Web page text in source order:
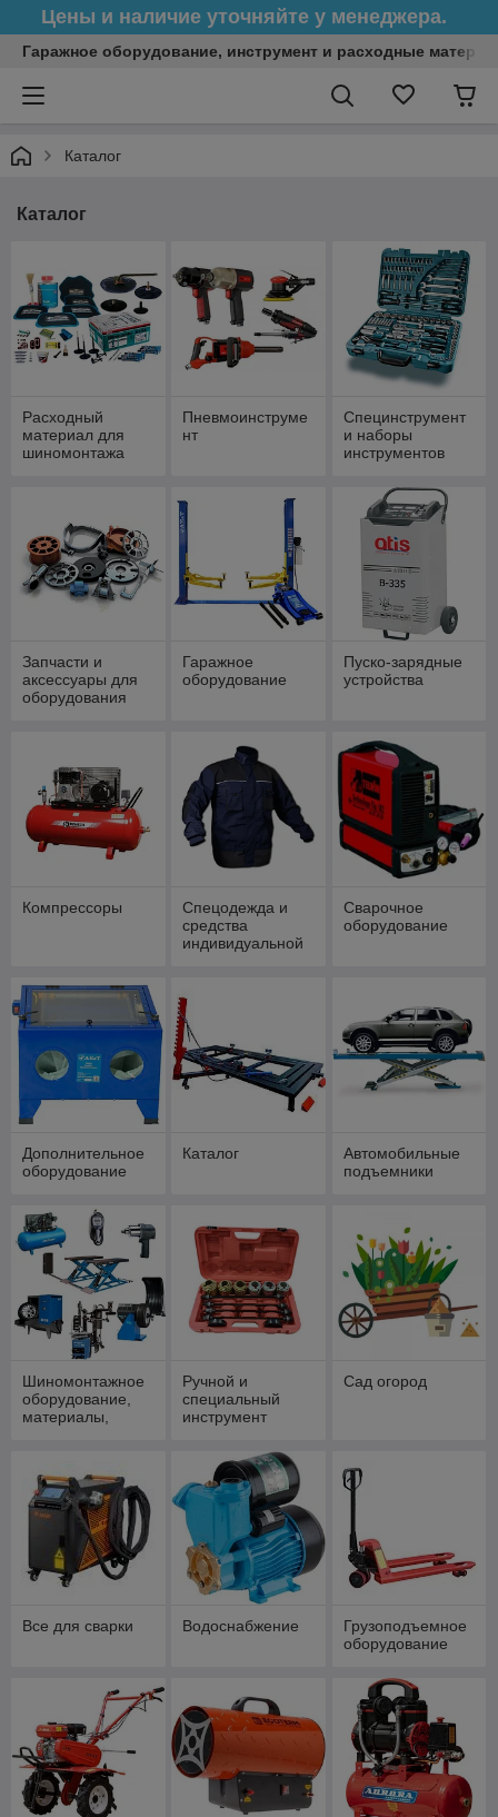
Цены и наличие уточняйте у менеджера.
Гаражное оборудование, инструмент и расходные
Каталог
Каталог
Расходный
материал для
шиномонтажа
Пневмоинструме
нт
Специнструмент
и наборы
инструментов
Запчасти и
аксессуары для
оборудования
Гаражное
оборудование
Пуско-зарядные
устройства
Компрессоры
Спецодежда и
средства
индивидуальной
Сварочное
оборудование
Дополнительное
оборудование
Каталог
Автомобильные
подъемники
Шиномонтажное
оборудование,
материалы,
Ручной и
специальный
инструмент
Сад огород
Все для сварки Водоснабжение
Грузоподъемное
оборудование